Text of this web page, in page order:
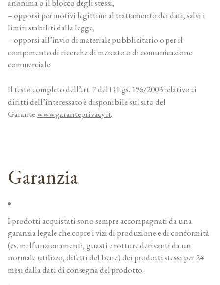
anonima o il blocco degli stessi;
– opporsi per motivi legittimi al trattamento dei dati, salvi i
limiti stabiliti dalla legge;
– opporsi all’invio di materiale pubblicitario o per il
compimento di ricerche di mercato o di comunicazione
commerciale.
Il testo completo dell’art. 7 del D.Lgs. 196/2003 relativo ai
diritti dell’interessato è disponibile sul sito del
Garante www.garanteprivacy.it.
Garanzia
I prodotti acquistati sono sempre accompagnati da una
garanzia legale che copre i vizi di produzione e di conformità
(es. malfunzionamenti, guasti e rotture derivanti da un
normale utilizzo, difetti del bene) dei prodotti stessi per 24
mesi dalla data di consegna del prodotto.